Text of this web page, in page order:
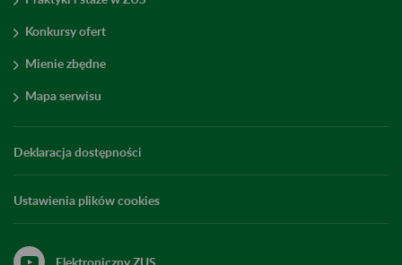
Konkursy ofert
Mienie zbędne
Mapa serwisu
Deklaracja dostępności
Ustawienia plików cookies